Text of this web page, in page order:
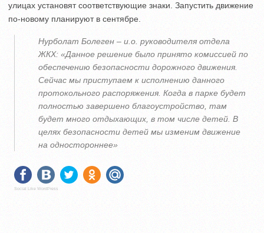
улицах установят соответствующие знаки. Запустить движение
по-новому планируют в сентябре.
Нурболат Болеген – и.о. руководителя отдела
ЖКХ: «Данное решение было принято комиссией по
обеспечению безопасности дорожного движения.
Сейчас мы приступаем к исполнению данного
протокольного распоряжения. Когда в парке будет
полностью завершено благоустройство, там
будет много отдыхающих, в том числе детей. В
целях безопасности детей мы изменим движение
на одностороннее»
Social Like WordPress